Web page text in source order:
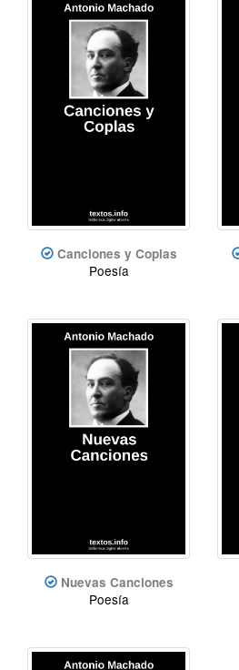
Canciones y Coplas
Poesía
Nuevas Canciones
Poesía